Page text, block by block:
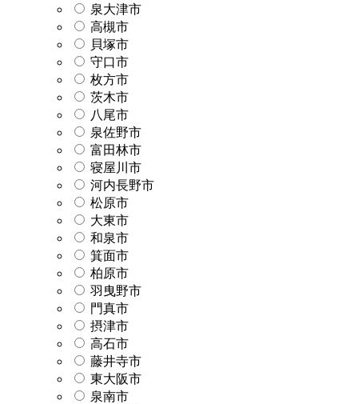
泉大津市
高槻市
貝塚市
守口市
枚方市
茨木市
八尾市
泉佐野市
富田林市
寝屋川市
河内長野市
松原市
大東市
和泉市
箕面市
柏原市
羽曳野市
門真市
摂津市
高石市
藤井寺市
東大阪市
泉南市